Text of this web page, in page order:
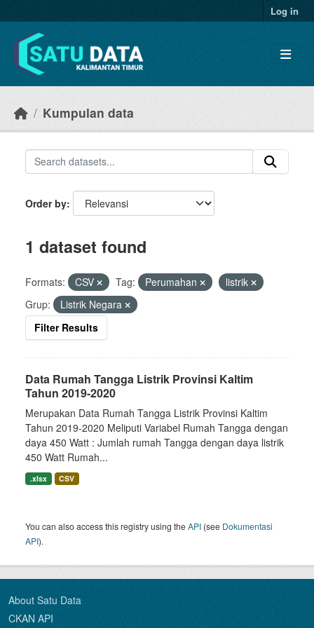
Log in
Kumpulan data
Order by
1 dataset found
Formats: CSV Tag: Perumahan
listrik
Grup:
Listrik Negara
Filter Results
Data Rumah Tangga Listrik Provinsi Kaltim
Tahun 2019-2020
Merupakan Data Rumah Tangga Listrik Provinsi Kaltim
Tahun 2019-2020 Meliputi Variabel Rumah Tangga dengan
daya 450 Watt : Jumlah rumah Tangga dengan daya listrik
450 Watt Rumah...
.xlsx CSV
You can also access this registry using theAPI (see Dokumentasi
API).
About Satu Data
CKAN API